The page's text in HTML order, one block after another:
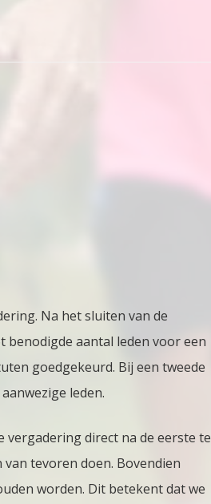
Na het sluiten van de
benodigde aantal leden voor een
goedgekeurd. Bij een tweede
leden.
vergadering direct na de eerste te
tevoren doen. Bovendien
worden. Dit betekent dat we